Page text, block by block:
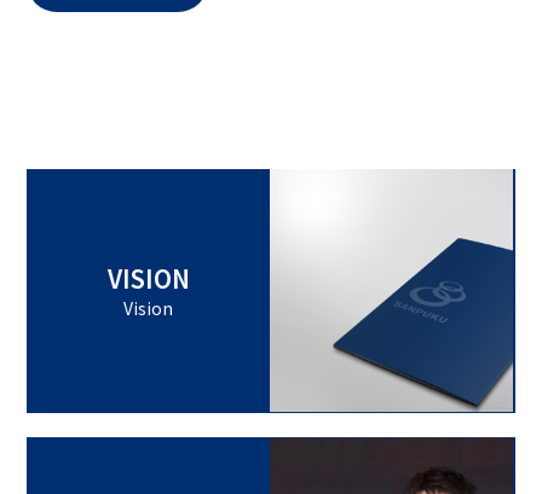
VISION
Vision